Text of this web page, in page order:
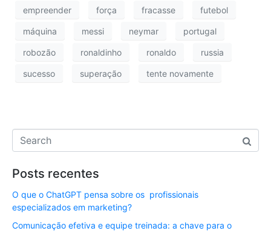
empreender força fracasse futebol
máquina messi neymar portugal
robozão ronaldinho ronaldo russia
sucesso superação tente novamente
Posts recentes
O que o ChatGPT pensa sobre os profissionais
especializados em marketing?
Comunicação efetiva e equipe treinada: a chave para o